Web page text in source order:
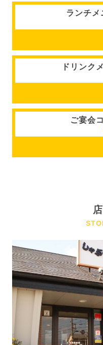
ランチメ
ドリンク
ご宴会